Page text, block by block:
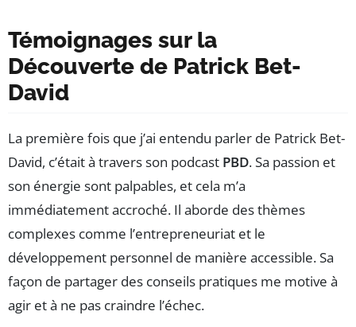
Témoignages sur la
Découverte de Patrick Bet-
David
La première fois que j’ai entendu parler de Patrick Bet-
David, c’était à travers son podcast PBD. Sa passion et
son énergie sont palpables, et cela m’a
immédiatement accroché. Il aborde des thèmes
complexes comme l’entrepreneuriat et le
développement personnel de manière accessible. Sa
façon de partager des conseils pratiques me motive à
agir et à ne pas craindre l’échec.